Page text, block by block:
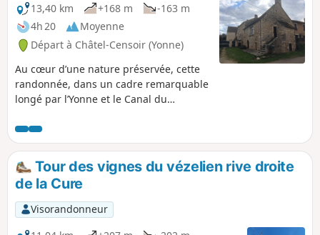
13,40 km
+168 m
-163 m
4h 20
Moyenne
Départ à Châtel-Censoir (Yonne)
Au cœur d’une nature préservée, cette
randonnée, dans un cadre remarquable
longé par l’Yonne et le Canal du
les fameux Rochers du Saussois, haut-
lieu de grimpe, avec une faune et une
flore préservées et protégées. Le trajet
autour de ce méandre de l'Yonne
accumule les vues remarquables.
Tour des vignes du vézelien rive droite
de la Cure
Visorandonneur